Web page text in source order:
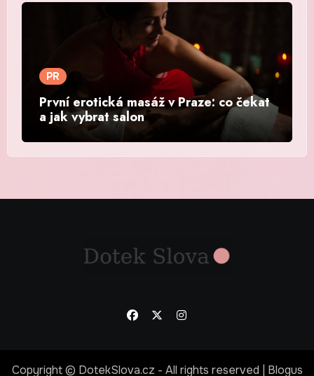
PR
První erotická masáž v Praze: co čekat
a jak vybrat salon
Copyright © DotekSlova.cz - All rights reserved Blogus